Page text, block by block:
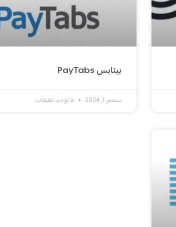
بيتابس PayTabs
سبتمبر 1, 2024 لا توجد تعليقات